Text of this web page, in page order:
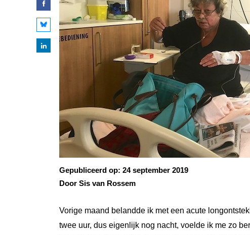
Gepubliceerd op: 24 september 2019
Door Sis van Rossem
Vorige maand belandde ik met een acute
twee uur, dus eigenlijk nog nacht, voelde ik me zo